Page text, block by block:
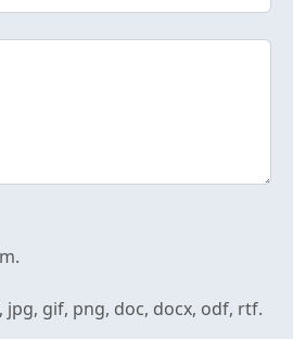
jpg, gif, png, doc, docx, odf, rtf.